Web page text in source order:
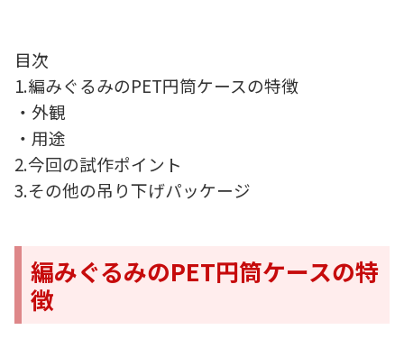
目次
1.編みぐるみのPET円筒ケースの特徴
・外観
・用途
2.今回の試作ポイント
3.その他の吊り下げパッケージ
編みぐるみのPET円筒ケースの特
徴